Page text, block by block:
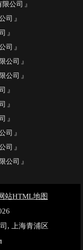
公司
司
司
公司
公司
司
司
公司
站HTML地图
, 上海青浦区